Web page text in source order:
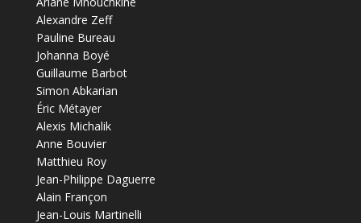
Alexandre Zeff
Pauline Bureau
Johanna Boyé
Guillaume Barbot
Simon Abkarian
Éric Métayer
Alexis Michalik
Anne Bouvier
Matthieu Roy
Jean-Philippe Daguerre
Alain Françon
Jean-Louis Martinelli